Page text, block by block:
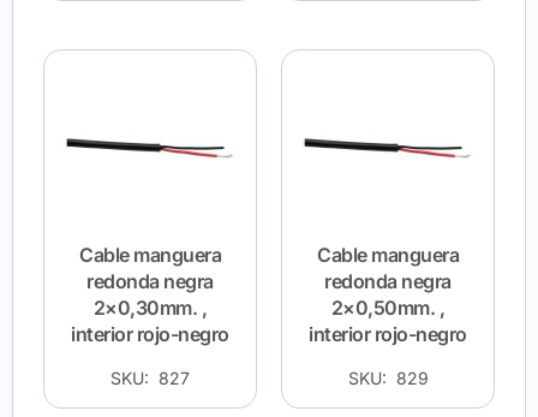
Cable manguera
redonda negra
2×0,30mm. ,
interior rojo-negro
SKU: 827
Cable manguera
redonda negra
2×0,50mm. ,
interior rojo-negro
SKU: 829